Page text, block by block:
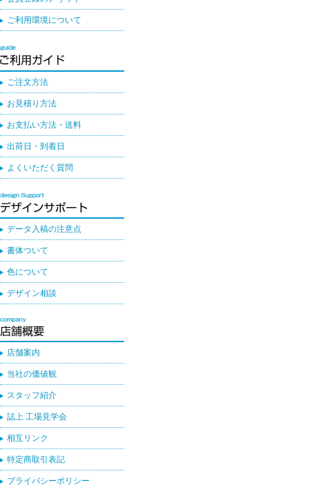
ご利用環境について
ご注文方法
お見積り方法
お支払い方法・送料
出荷日・到着日
よくいただく質問
データ入稿の注意点
書体ついて
色について
デザイン相談
店舗案内
当社の価値観
スタッフ紹介
誌上 工場見学会
相互リンク
特定商取引表記
プライバシーポリシー